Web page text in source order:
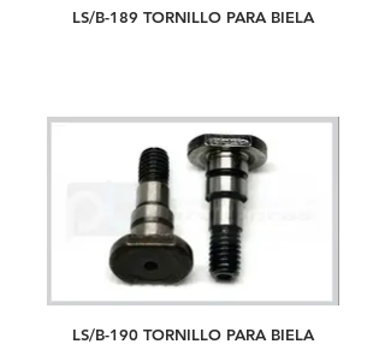
LS/B-189 TORNILLO PARA BIELA
LS/B-190 TORNILLO PARA BIELA